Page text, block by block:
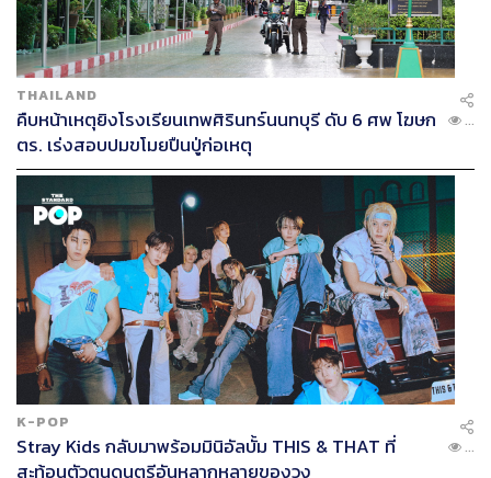
THAILAND
คืบหน้าเหตุยิงโรงเรียนเทพศิรินทร์นนทบุรี ดับ 6 ศพ โฆษก
ตร. เร่งสอบปมขโมยปืนปู่ก่อเหตุ
...
K-POP
Stray Kids กลับมาพร้อมมินิอัลบั้ม THIS & THAT ที่
สะท้อนตัวตนดนตรีอันหลากหลายของวง
...